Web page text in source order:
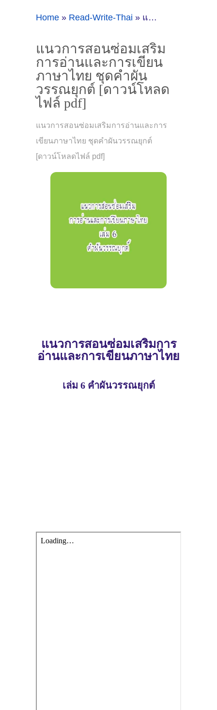
Home » Read-Write-Thai » แนวการสอนซ่อมเสริมการอ่านและการเขียนภาษาไทย ชุดคำผันวรรณยุกต์ [ดาวน์โหลดไฟล์ pdf]
แนวการสอนซ่อมเสริม
การอ่านและการเขียน
ภาษาไทย ชุดคำผัน
วรรณยุกต์ [ดาวน์โหลด
ไฟล์ pdf]
แนวการสอนซ่อมเสริมการอ่านและการ
เขียนภาษาไทย ชุดคำผันวรรณยุกต์
[ดาวน์โหลดไฟล์ pdf]
แนวการสอนซ่อมเสริมการ
อ่านและการเขียนภาษาไทย
เล่ม 6 คำผันวรรณยุกต์